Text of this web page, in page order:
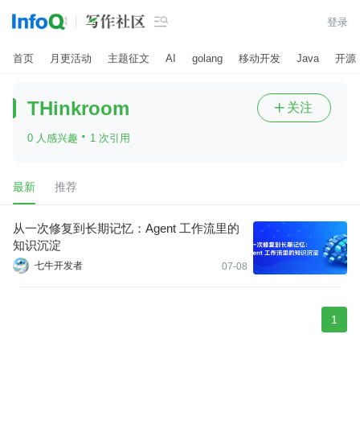
 登录
首页 月更活动 主题征文 AI golang 移动开发 Java 开源
THinkroom
0 人感兴趣 · 1 次引用
 关注
最新 推荐
从一次修复到长期记忆：Agent 工作流里的
知识沉淀
七牛开发者 07-08
1